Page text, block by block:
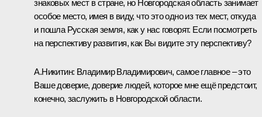
знаковых мест в стране, но Новгородская область занимает
особое место, имея в виду, что это одно из тех мест, откуда
и пошла Русская земля, как у нас говорят. Если посмотреть
на перспективу развития, как Вы видите эту перспективу?
А.Никитин: Владимир Владимирович, самое главное – это
Ваше доверие, доверие людей, которое мне ещё предстоит,
конечно, заслужить в Новгородской области.